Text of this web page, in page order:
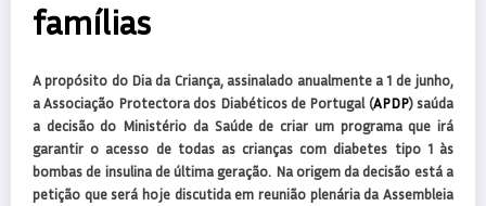
famílias
A propósito do Dia da Criança, assinalado anualmente a 1 de junho,
a Associação Protectora dos Diabéticos de Portugal (APDP) saúda
a decisão do Ministério da Saúde de criar um programa que irá
garantir o acesso de todas as crianças com diabetes tipo 1 às
bombas de insulina de última geração. Na origem da decisão está a
petição que será hoje discutida em reunião plenária da Assembleia